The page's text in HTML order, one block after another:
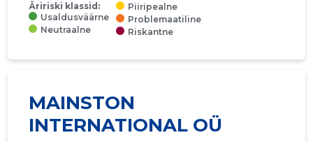
Äririski klassid:
Usaldusväärne
Neutraalne
Piiripealne
Problemaatiline
Riskantne
MAINSTON
INTERNATIONAL OÜ